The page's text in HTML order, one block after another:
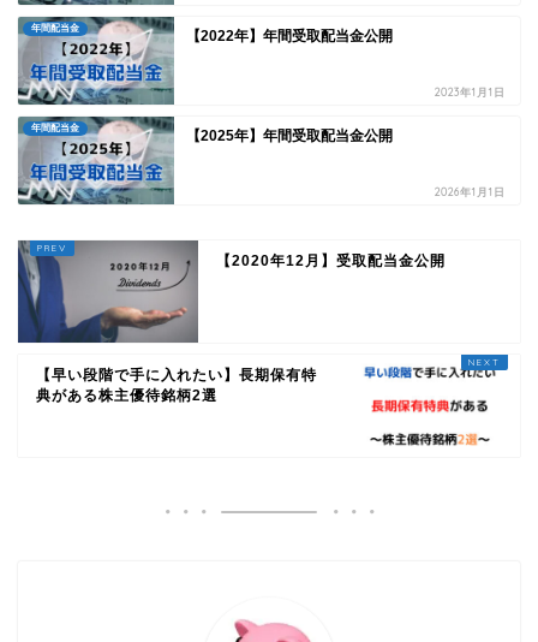
年間配当金 【2022年】年間受取配当金公開
2023年1月1日
年間配当金 【2025年】年間受取配当金公開
2026年1月1日
【2020年12月】受取配当金公開
【早い段階で手に入れたい】長期保有特
典がある株主優待銘柄2選